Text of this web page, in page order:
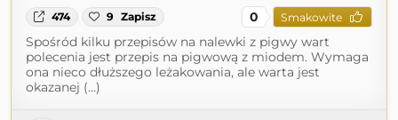
474 9 Zapisz 0 Smakowite
Spośród kilku przepisów na nalewki z pigwy wart
polecenia jest przepis na pigwową z miodem. Wymaga
ona nieco dłuższego leżakowania, ale warta jest
okazanej (...)